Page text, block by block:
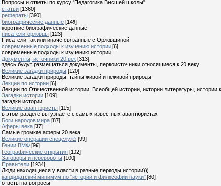
Вопросы и ответы по курсу "Педагогика Высшей школы"
статьи [1360]
рефераты [390]
биографические данные [149]
короткие биографические данные
писатели-орловцы [123]
Писатели так или иначе связанные с Орловщиной
современные подходы к изучению истории [6]
современные подходы к изучению истории
Документы, источники 20 век [313]
здесь будут размещаться документы, первоисточники относящиеся к 20 веку.
Великие загадки природы [120]
Великие загадки природы: тайны живой и неживой природы
Лекции по истории [6]
Лекции по Отечественной истории, Всеобщей истории, истории литературы, истории
Загадки истории [109]
загадки истории
Великие авантюристы [115]
в этом разделе вы узнаете о самых известных авантюристах
Боги народов мира [87]
Аферы века [37]
Самые громкие аферы 20 века
Великие операции спецслужб [99]
Гении ВМФ [96]
Географические открытия [102]
Заговоры и перевороты [100]
Правители [1934]
Люди находящиеся у власти в разные периоды истории)))
кандидатский минимум по "истории и философии науки" [80]
ответы на вопросы